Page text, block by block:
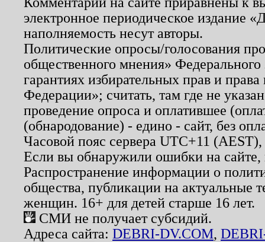
электронное периодическое издание
наполняемость несут авторы.
Политические опросы/голосования
общественного мнения»
гарантиях избирательных прав и
Федерации»; считать, там где не
проведение опроса и оплатившее
(обнародование) - едино - сайт, без
Часовой пояс сервера UTC+11
Если вы обнаружили ошибки на
Распространение информации о
общества, публикации на актуальные
женщин. 16+ для детей старше 16 лет.
СМИ не получает субсидий.
Адреса сайта: DEBRI-DV.COM,